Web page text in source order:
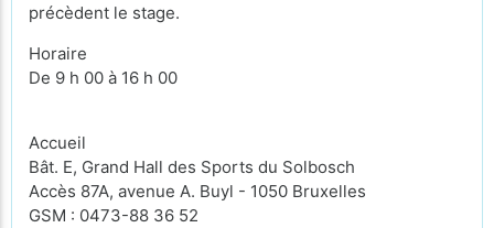
précèdent le stage.
Horaire
De 9 h 00 à 16 h 00
Accueil
Bât. E, Grand Hall des Sports du Solbosch
Accès 87A, avenue A. Buyl - 1050 Bruxelles
GSM : 0473-88 36 52